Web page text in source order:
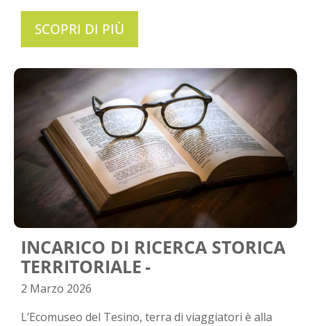
SCOPRI DI PIÙ
INCARICO DI RICERCA STORICA
TERRITORIALE
2 Marzo 2026
L’Ecomuseo del Tesino, terra di viaggiatori è alla